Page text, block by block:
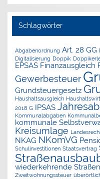
Schlagwörter
Abgabenordnung Art. 28 GG
Digitalisierung Doppik
EPSAS Finanzausgleich
Gewerbesteuer
Grundsteuergesetz
Haushaltsausgleich
2018 G IPSAS
Kommunalabgaben
kommunale
Kreisumlage
NKAG NKomVG
Schulinvestitionen Staatsvertrag
wiederkehrende
Zweitwohnungssteuer